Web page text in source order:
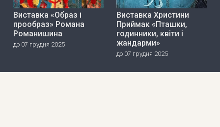
Виставка «Образ і
прообраз» Романа
Романишина
до 07 грудня 2025
Виставка Христини
Приймак «Пташки,
годинники, квіти і
жандарми»
до 07 грудня 2025